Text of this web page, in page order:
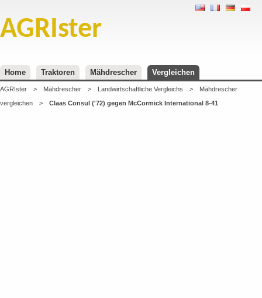
AGRIster
Home Traktoren Mähdrescher Vergleichen
AGRIster > Mähdrescher > Landwirtschaftliche Vergleichs >
Mähdrescher
vergleichen
> Claas Consul ('72) gegen McCormick International 8-41